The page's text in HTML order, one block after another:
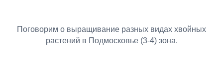
Поговорим о выращивание разных видах хвойных
растений в Подмосковье (3-4) зона.